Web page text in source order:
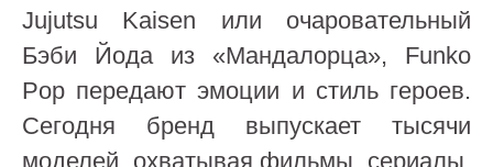
Jujutsu Kaisen или очаровательный
Бэби Йода из «Мандалорца», Funko
Pop передают эмоции и стиль героев.
Сегодня бренд выпускает тысячи
моделей, охватывая фильмы, сериалы,